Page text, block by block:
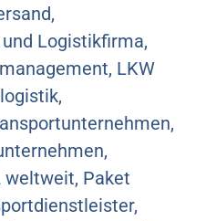
Logistikfirma,
LKW
weltweit, Paket